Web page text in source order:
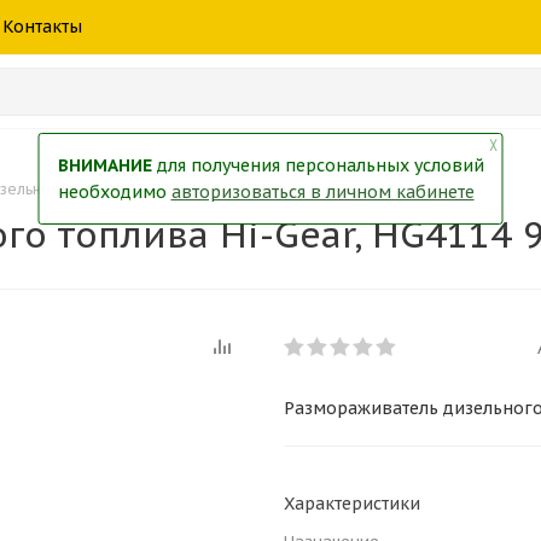
Контакты
топлива Hi-Gear, HG4114 946мл
топлива Hi-Gear, HG4114
Размораживатель
Характеристики
╳
ВНИМАНИЕдля получения персональных условий
необходимо авторизоваться в личном кабинете